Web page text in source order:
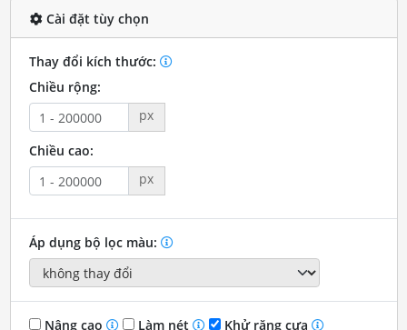
Cài đặt tùy chọn
Thay đổi kích thước:
Chiều rộng:
px
Chiều cao:
px
Áp dụng bộ lọc màu:
Nâng cao Làm nét
Khử răng cưa